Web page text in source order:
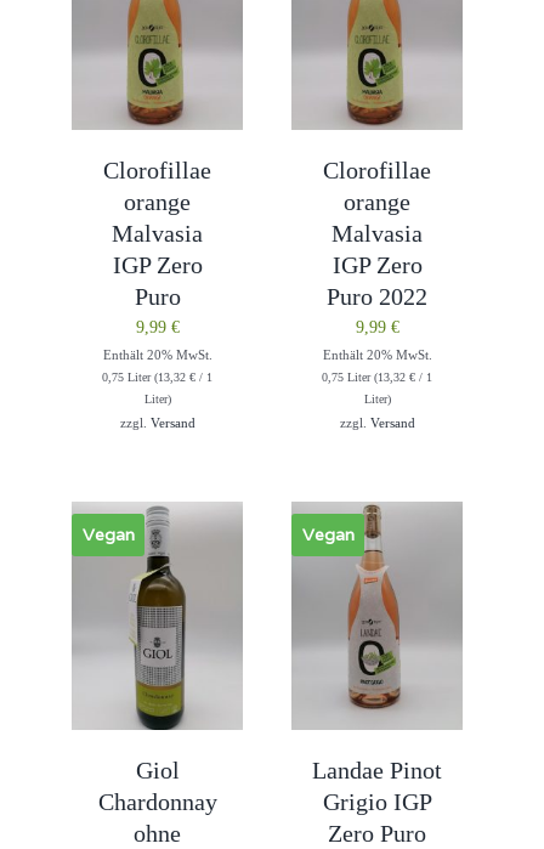
Clorofillae
orange
Malvasia
IGP Zero
Puro
9,99 €
Enthält 20% MwSt.
0,75 Liter (13,32€ / 1
Liter)
zzgl. Versand
Clorofillae
orange
Malvasia
IGP Zero
Puro 2022
9,99 €
Enthält 20% MwSt.
0,75 Liter (13,32€ / 1
Liter)
zzgl. Versand
Vegan
Giol
Chardonnay
ohne
Vegan
Landae Pinot
Grigio IGP
Zero Puro